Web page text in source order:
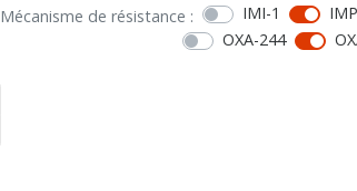
Mécanisme de résistance : IMI-1
OXA-244